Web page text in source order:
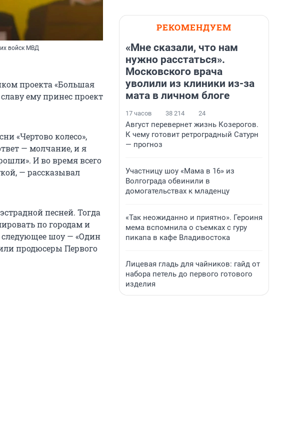
войск МВД
проекта «Большая
ему принес проект
«Чертово колесо»,
— молчание, и я
И во время всего
— рассказывал
песней. Тогда
по городам и
следующее шоу — «Один
продюсеры Первого
РЕКОМЕНДУЕМ
«Мне сказали, что нам
нужно расстаться».
Московского врача
уволили из клиники из-за
мата в личном блоге
17 часов 38 214 24
Август перевернет жизнь Козерогов.
К чему готовит ретроградный Сатурн
— прогноз
Участницу шоу «Мама в 16» из
Волгограда обвинили в
домогательствах к младенцу
«Так неожиданно и приятно». Героиня
мема вспомнила о съемках с гуру
пикапа в кафе Владивостока
Лицевая гладь для чайников: гайд от
набора петель до первого готового
изделия